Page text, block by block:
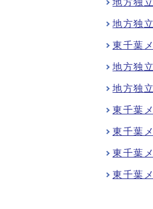
地方独
地方独
東千葉
地方独
地方独
東千葉
東千葉
東千葉
東千葉